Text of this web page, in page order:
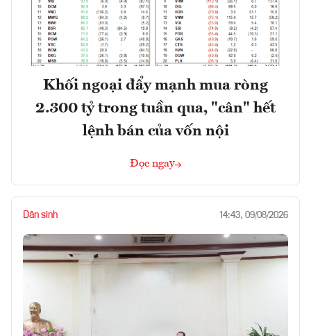
Khối ngoại đẩy mạnh mua ròng
2.300 tỷ trong tuần qua, "cân" hết
lệnh bán của vốn nội
Đọc ngay
Dân sinh 14:43, 09/08/2026